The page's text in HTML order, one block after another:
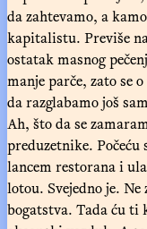
da zahtevamo, a
kapitalistu. Previše
ostatak masnog
manje parče, zato se
da razglabamo još
Ah, što da se
preduzetnike.
lancem restorana i
lotou. Svejedno je.
bogatstva. Tada ću ti